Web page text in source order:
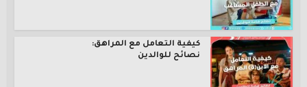
كيفية التعامل مع المراهق:
نصائح للوالدين